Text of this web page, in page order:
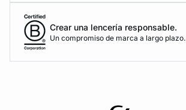
Crear una lencería responsable.
Un compromiso de marca a largo plazo.